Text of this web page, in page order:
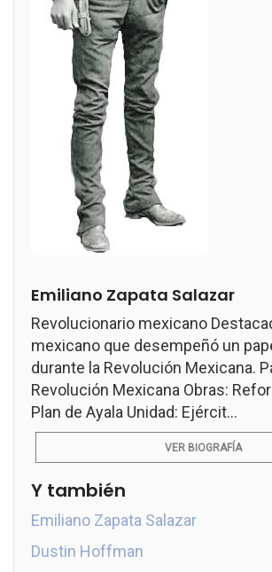
Emiliano Zapata Salazar
Revolucionario mexicano
mexicano que desempeñó un
durante la Revolución Mexicana.
Revolución Mexicana Obras:
Plan de Ayala Unidad: Ejércit...
VER BIOGRAFÍA
Y también
Emiliano Zapata Salazar
Dustin Hoffman